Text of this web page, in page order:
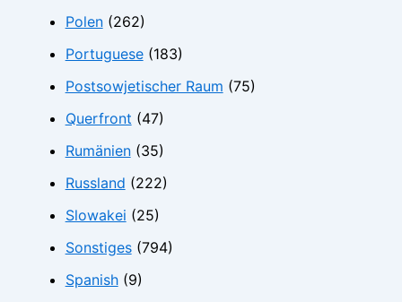
Polen(262)
Portuguese(183)
Postsowjetischer Raum (75)
Querfront (47)
Rumänien(35)
Russland (222)
Slowakei (25)
Sonstiges(794)
Spanish(9)